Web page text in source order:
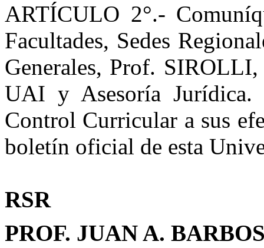
ARTÍCULO 2°.-
Facultades, Sedes
Generales, Prof.
UAI y Asesoría
Control Curricular a sus
boletín oficial de esta
RSR
PROF. JUAN A.